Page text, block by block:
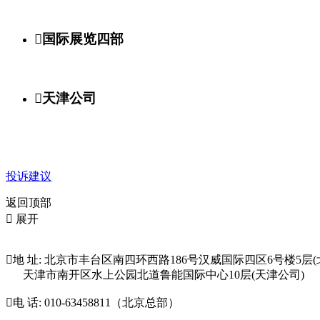
国际展览四部
天津公司
投诉建议
返回顶部
 展开
地 址: 北京市丰台区南四环西路186号汉威国际四区6号楼5层(
天津市南开区水上公园北道鲁能国际中心10层(天津公司)
电 话: 010-63458811（北京总部）